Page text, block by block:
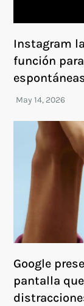
Instagram
función
Google
pantalla